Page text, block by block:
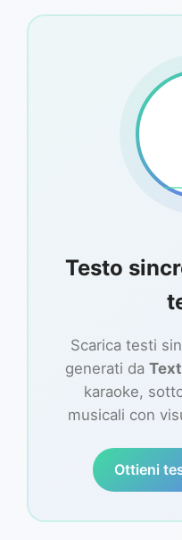
Testo
Scarica testi
generati da
karaoke,
musicali con
Ottieni